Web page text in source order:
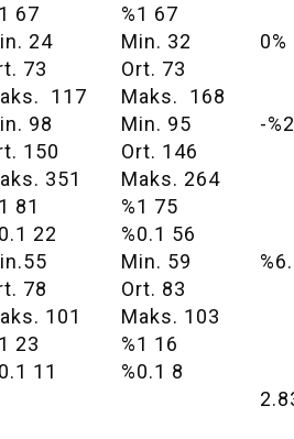
67
%1 67
24 Min. 32 0%
73
Ort. 73
117
Maks. 168
98 Min. 95 -
150
Ort. 146
351
Maks. 264
81
%1 75
22
%0.1 56
Min. 59
78
Ort. 83
101
Maks. 103
23
%1 16
11
%0.1 8